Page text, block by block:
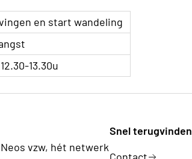
en start wandeling
13.30u
vzw, hét netwerk
Snel terugvinden